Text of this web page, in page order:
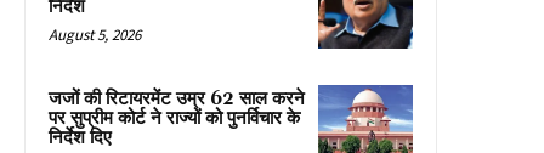
निर्देश
August 5, 2026
जजों की रिटायरमेंट उम्र 62 साल करने
पर सुप्रीम कोर्ट ने राज्यों को पुनर्विचार के
निर्देश दिए